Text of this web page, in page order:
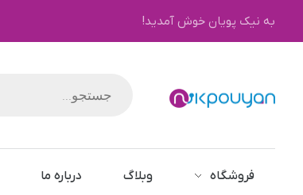
به نیک پویان خوش آمدید!
فروشگاه وبلاگ درباره ما